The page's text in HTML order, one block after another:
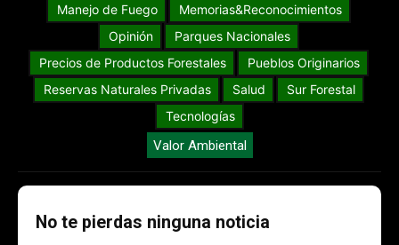
Manejo de Fuego
Memorias&Reconocimientos
Opinión
Parques Nacionales
Precios de Productos Forestales
Pueblos Originarios
Reservas Naturales Privadas
Salud
Sur Forestal
Tecnologías
Valor Ambiental
No te pierdas ninguna noticia